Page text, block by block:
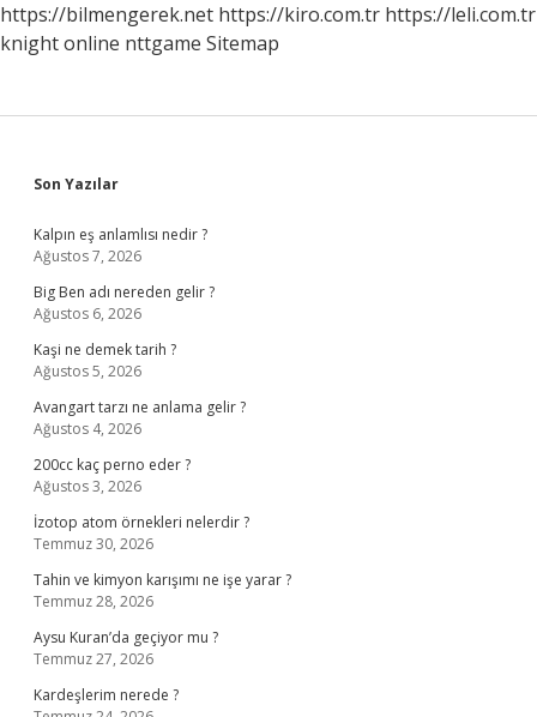
https://bilmengerek.net https://kiro.com.tr https://leli.com.tr
knight online nttgame Sitemap
Sidebar
Son Yazılar
Kalpın eş anlamlısı nedir ?
Ağustos 7, 2026
Big Ben adı nereden gelir ?
Ağustos 6, 2026
Kaşi ne demek tarih ?
Ağustos 5, 2026
Avangart tarzı ne anlama gelir ?
Ağustos 4, 2026
200cc kaç perno eder ?
Ağustos 3, 2026
İzotop atom örnekleri nelerdir ?
Temmuz 30, 2026
Tahin ve kimyon karışımı ne işe yarar ?
Temmuz 28, 2026
Aysu Kuran’da geçiyor mu ?
Temmuz 27, 2026
Kardeşlerim nerede ?